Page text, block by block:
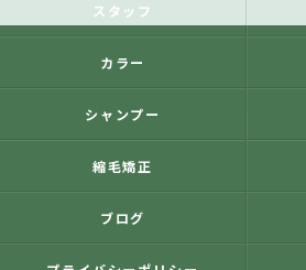
スタッフ
カラー
シャンプー
縮毛矯正
ブログ